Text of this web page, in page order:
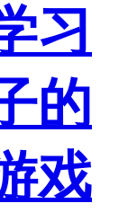
习
的
戏